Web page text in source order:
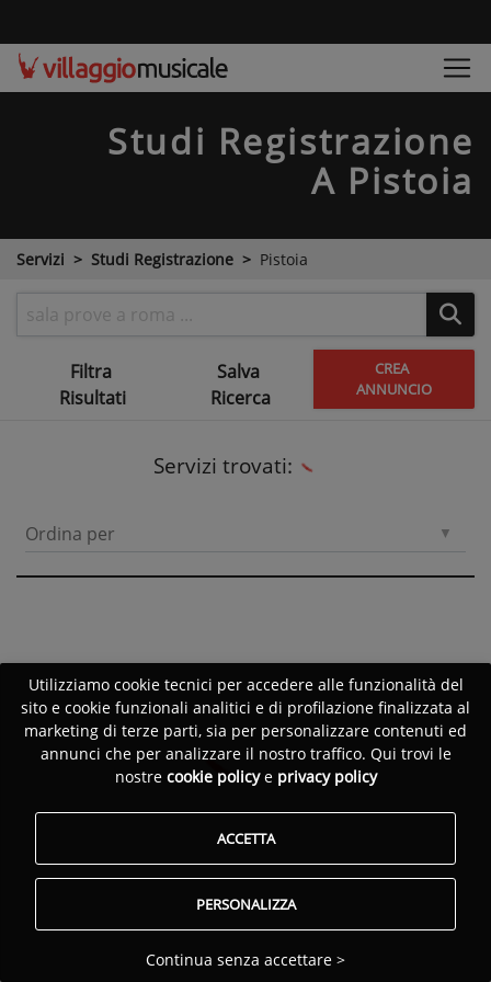
Studi Registrazione
A Pistoia
Servizi Studi Registrazione Pistoia
Filtra
Risultati
Salva
Ricerca
CREA
ANNUNCIO
Servizi trovati:
Ordina per
Utilizziamo cookie tecnici per accedere alle funzionalità del
sito e cookie funzionali analitici e di profilazione finalizzata al
marketing di terze parti, sia per personalizzare contenuti ed
annunci che per analizzare il nostro traffico. Qui trovi le
nostre cookie policye privacy policy
ACCETTA
PERSONALIZZA
Continua senza accettare >